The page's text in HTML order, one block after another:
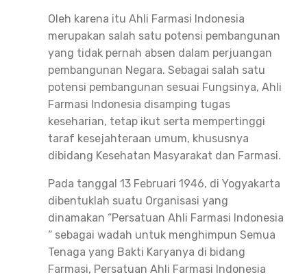
Oleh karena itu Ahli Farmasi Indonesia
merupakan salah satu potensi pembangunan
yang tidak pernah absen dalam perjuangan
pembangunan Negara. Sebagai salah satu
potensi pembangunan sesuai Fungsinya, Ahli
Farmasi Indonesia disamping tugas
keseharian, tetap ikut serta mempertinggi
taraf kesejahteraan umum, khususnya
dibidang Kesehatan Masyarakat dan Farmasi.
Pada tanggal 13 Februari 1946, di Yogyakarta
dibentuklah suatu Organisasi yang
dinamakan “Persatuan Ahli Farmasi Indonesia
“ sebagai wadah untuk menghimpun Semua
Tenaga yang Bakti Karyanya di bidang
Farmasi, Persatuan Ahli Farmasi Indonesia